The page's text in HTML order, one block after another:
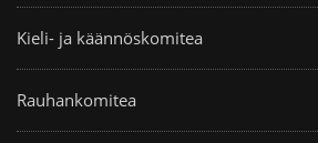
Kieli- ja käännöskomitea
Rauhankomitea